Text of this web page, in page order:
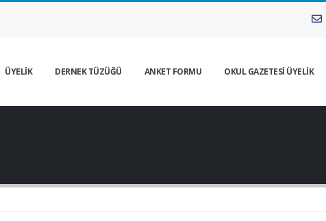
ÜYELİK DERNEK TÜZÜĞÜ ANKET FORMU OKUL GAZETESİ ÜYELİK